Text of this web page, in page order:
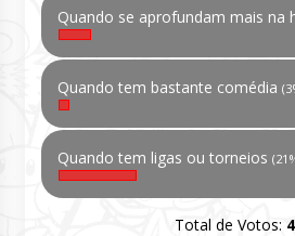
Quando se aprofundam mais na
Quando tem bastante comédia
Quando tem ligas ou torneios
Total de Votos: